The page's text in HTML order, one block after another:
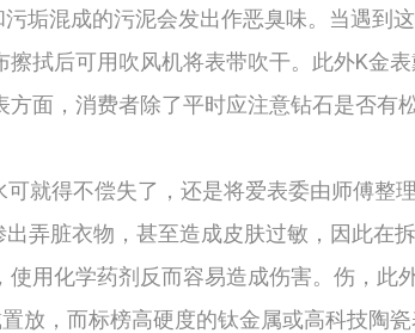
垢混成的污泥会发出作恶臭味。当遇到
拭后可用吹风机将表带吹干。此外K金表
面，消费者除了平时应注意钻石是否有
得不偿失了，还是将爱表委由师傅整理
弄脏衣物，甚至造成皮肤过敏，因此在
用化学药剂反而容易造成伤害。伤，此
放，而标榜高硬度的钛金属或高科技陶